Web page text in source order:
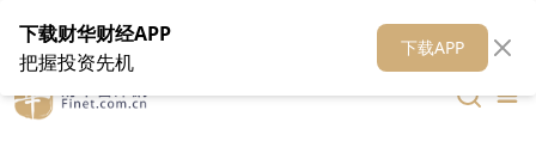
在线客服 关于我们 财华媒体矩阵 财华智库
下载财华财经APP
把握投资先机
下载APP